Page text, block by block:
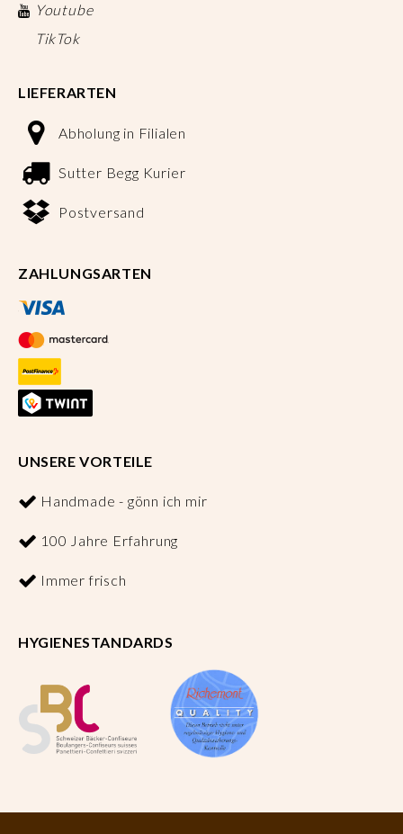
Youtube
TikTok
LIEFERARTEN
Abholung in Filialen
Sutter Begg Kurier
Postversand
ZAHLUNGSARTEN
UNSERE VORTEILE
Handmade - gönn ich mir
100 Jahre Erfahrung
Immer frisch
HYGIENESTANDARDS